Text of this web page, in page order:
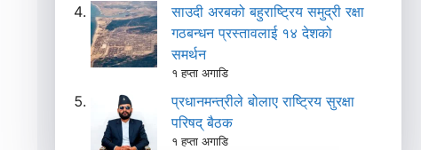
साउदी अरबको बहुराष्ट्रिय समुद्री रक्षा
गठबन्धन प्रस्तावलाई १४ देशको
समर्थन
१ हप्ता अगाडि
प्रधानमन्त्रीले बोलाए राष्ट्रिय सुरक्षा
परिषद् बैठक
१ हप्ता अगाडि